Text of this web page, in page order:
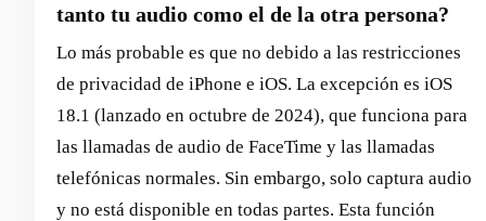
tanto tu audio como el de la otra persona?
Lo más probable es que no debido a las restricciones
de privacidad de iPhone e iOS. La excepción es iOS
18.1 (lanzado en octubre de 2024), que funciona para
las llamadas de audio de FaceTime y las llamadas
telefónicas normales. Sin embargo, solo captura audio
y no está disponible en todas partes. Esta función